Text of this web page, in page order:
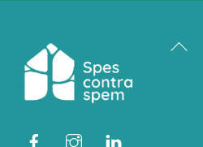
FacebookInstagram